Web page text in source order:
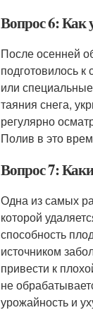
Вопрос 6: Как
После осенней
подготовилось
или
таяния снега,
регулярно
Полив в это
Вопрос 7:
Одна из самых
которой
способность
источником
привести к
не
урожайность и